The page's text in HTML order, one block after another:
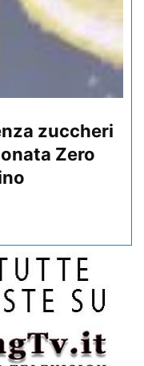
zuccheri
Zero